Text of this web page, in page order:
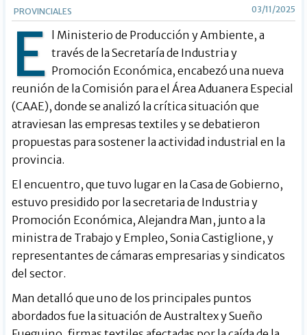
PROVINCIALES 03/11/2025
E l Ministerio de Producción y Ambiente, a
través de la Secretaría de Industria y
Promoción Económica, encabezó una nueva
reunión de la Comisión para el Área Aduanera Especial
(CAAE), donde se analizó la crítica situación que
atraviesan las empresas textiles y se debatieron
propuestas para sostener la actividad industrial en la
provincia.
El encuentro, que tuvo lugar en la Casa de Gobierno,
estuvo presidido por la secretaria de Industria y
Promoción Económica, Alejandra Man, junto a la
ministra de Trabajo y Empleo, Sonia Castiglione, y
representantes de cámaras empresarias y sindicatos
del sector.
Man detalló que uno de los principales puntos
abordados fue la situación de Australtex y Sueño